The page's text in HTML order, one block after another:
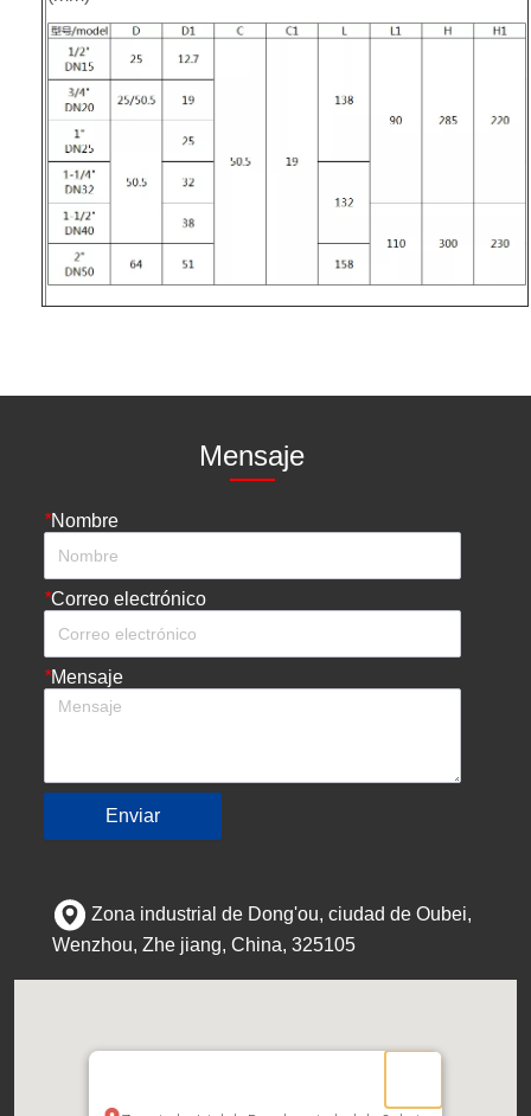
Mensaje
*Nombre
*Correo electrónico
*Mensaje
Enviar
Zona industrial de Dong'ou, ciudad de Oubei,
Wenzhou, Zhe jiang, China, 325105